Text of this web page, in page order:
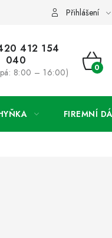
Podmínky ochranyPřihlášení
412 154
040
8:00 – 16:00)
KOŠÍK
FIREMNÍ